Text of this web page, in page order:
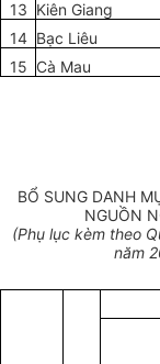
13 Kiên Giang
14 Bạc Liêu
15 Cà Mau
BỔ SUNG DANH
NGUỒN
(Phụ lục kèm theo
năm